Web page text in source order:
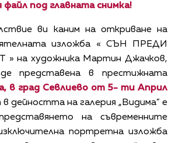
файл под главната снимка!
ви каним на откриване на
изложба « СЪН ПРЕДИ
» на художника Мартин Джачков,
представена в престижната
в град Севлиево от 5- ти Април
дейността на галерия „Видима” е
на съвременните
портретна изложба